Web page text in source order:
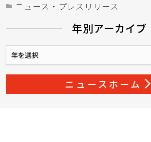
ニュース・プレスリリース
年別アーカイブ
ア
ー
イ
ニュースホーム arrow_forward_ios